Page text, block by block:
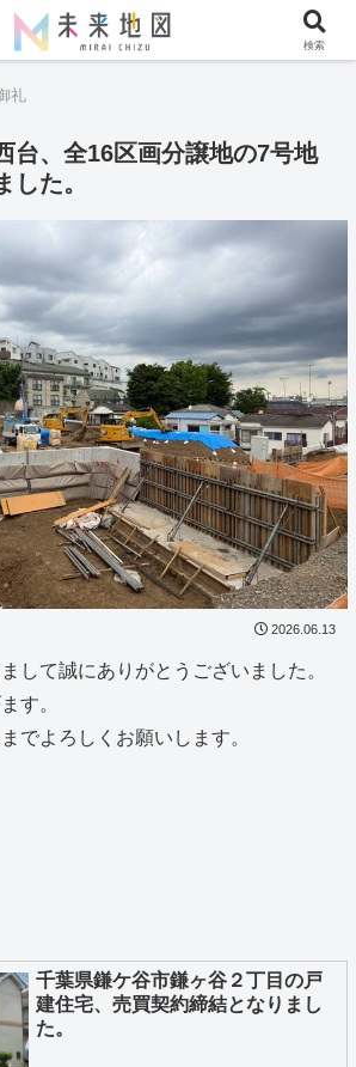
礼
台、全16区画分譲地の7号地
した。
2026.06.13
して誠にありがとうございました。
す。
でよろしくお願いします。
千葉県鎌ケ谷市鎌ヶ谷２丁目の戸
建住宅、売買契約締結となりまし
た。
検索